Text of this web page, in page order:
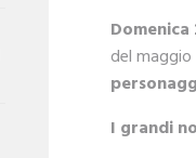
del
I grandi